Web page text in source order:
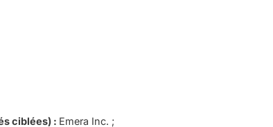
ciblées) : Emera Inc. ;